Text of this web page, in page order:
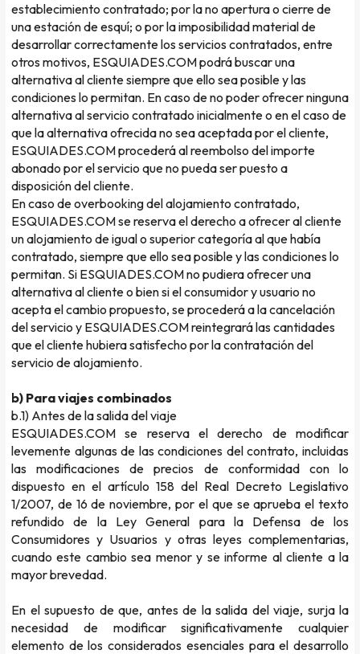
establecimiento contratado; por la no apertura o cierre de
una estación de esquí; o por la imposibilidad material de
desarrollar correctamente los servicios contratados, entre
otros motivos, ESQUIADES.COM podrá buscar una
alternativa al cliente siempre que ello sea posible y las
condiciones lo permitan. En caso de no poder ofrecer ninguna
alternativa al servicio contratado inicialmente o en el caso de
que la alternativa ofrecida no sea aceptada por el cliente,
ESQUIADES.COM procederá al reembolso del importe
abonado por el servicio que no pueda ser puesto a
disposición del cliente.
En caso de overbooking del alojamiento contratado,
ESQUIADES.COM se reserva el derecho a ofrecer al cliente
un alojamiento de igual o superior categoría al que había
contratado, siempre que ello sea posible y las condiciones lo
permitan. Si ESQUIADES.COM no pudiera ofrecer una
alternativa al cliente o bien si el consumidor y usuario no
acepta el cambio propuesto, se procederá a la cancelación
del servicio y ESQUIADES.COM reintegrará las cantidades
que el cliente hubiera satisfecho por la contratación del
servicio de alojamiento.
b) Para viajes combinados
b.1) Antes de la salida del viaje
ESQUIADES.COM se reserva el derecho de modificar
levemente algunas de las condiciones del contrato, incluidas
las modificaciones de precios de conformidad con lo
dispuesto en el artículo 158 del Real Decreto Legislativo
1/2007, de 16 de noviembre, por el que se aprueba el texto
refundido de la Ley General para la Defensa de los
Consumidores y Usuarios y otras leyes complementarias,
cuando este cambio sea menor y se informe al cliente a la
mayor brevedad.
En el supuesto de que, antes de la salida del viaje, surja la
necesidad de modificar significativamente cualquier
elemento de los considerados esenciales para el desarrollo